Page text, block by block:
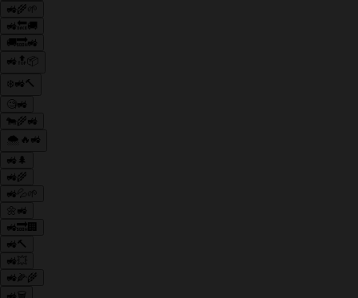
🚜🌾🌱
🚜🔙🚚
🚚🔜🚜
🚜🔝📦
❄️🚜🔨
🧐🚜
🐄🌾🚜
🌨️🔥🚜
🚜🌲
🚜🌾
🚜💦🌱
🌼🚜
🚜🔜🏢
🚜🔨
🚜💥
🚜🌽🌾
🚜🗑️